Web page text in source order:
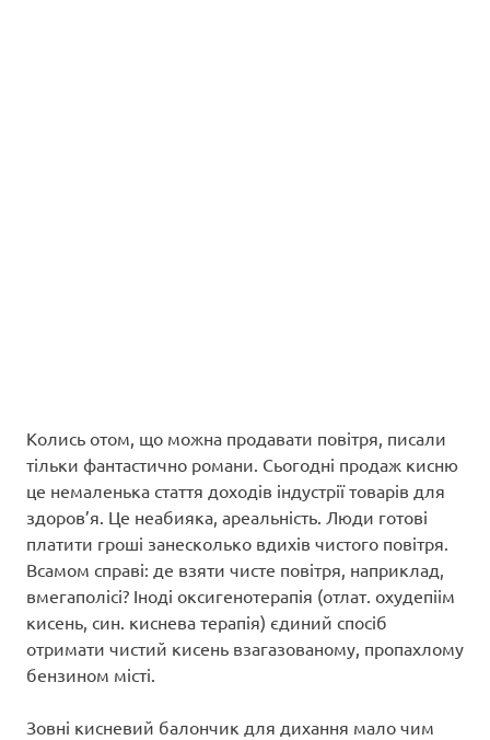
Колись отом, що можна продавати повітря, писали
тільки фантастично романи. Сьогодні продаж кисню
це немаленька стаття доходів індустрії товарів для
здоров’я. Це неабияка, ареальність. Люди готові
платити гроші занесколько вдихів чистого повітря.
Всамом справі: де взяти чисте повітря, наприклад,
вмегаполісі? Іноді оксигенотерапія (отлат. охудепіім
кисень, син. киснева терапія) єдиний спосіб
отримати чистий кисень взагазованому, пропахлому
бензином місті.
Зовні кисневий балончик для дихання мало чим